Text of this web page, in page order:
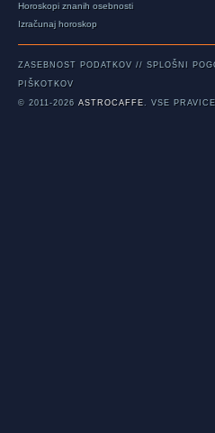
Horoskopi znanih osebnosti
Izračunaj horoskop
ZASEBNOST PODATKOV // SPLOŠNI
PIŠKOTKOV
© 2011-2026 ASTROCAFFE. VSE